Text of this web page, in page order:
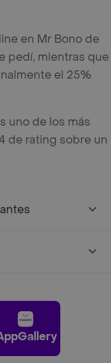
en Mr Bono de
pedí, mientras que
el 25%
uno de los más
de rating sobre un